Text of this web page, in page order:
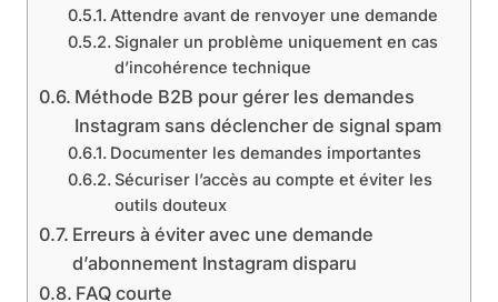
Attendre avant de renvoyer une demande
Signaler un problème uniquement en cas
d’incohérence technique
Méthode B2B pour gérer les demandes
Instagram sans déclencher de signal spam
Documenter les demandes importantes
Sécuriser l’accès au compte et éviter les
outils douteux
Erreurs à éviter avec une demande
d’abonnement Instagram disparu
FAQ courte